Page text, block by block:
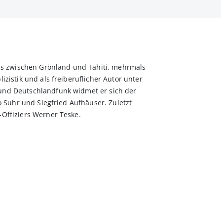
zwischen Grönland und Tahiti, mehrmals
und als freiberuflicher ­Autor unter
Deutschlandfunk widmet er sich der
und Siegfried Aufhäuser. Zuletzt
Werner Teske.